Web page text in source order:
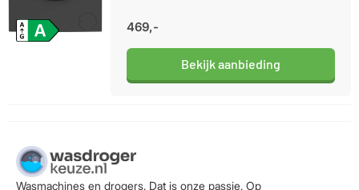
469,-
Bekijk aanbieding
Wasmachines en drogers. Dat is onze passie. Op